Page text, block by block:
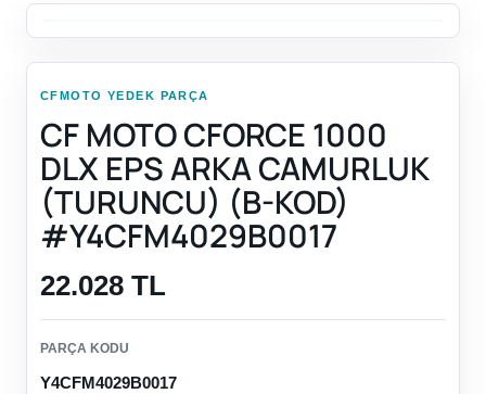
CFMOTO YEDEK PARÇA
CF MOTO CFORCE 1000
DLX EPS ARKA CAMURLUK
(TURUNCU) (B-KOD)
#Y4CFM4029B0017
22.028 TL
PARÇA KODU
Y4CFM4029B0017